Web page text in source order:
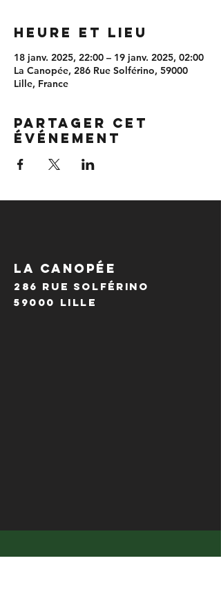
Heure et lieu
18 janv. 2025, 22:00 – 19 janv. 2025, 02:00
La Canopée, 286 Rue Solférino, 59000
Lille, France
Partager cet
événement
LA CANOPÉE
286 Rue Solférino
59000 Lille